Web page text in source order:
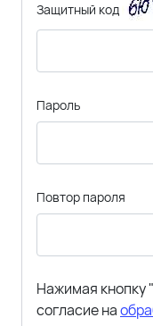
Защитный код
Пароль
Повтор пароля
Нажимая кнопку
согласие на